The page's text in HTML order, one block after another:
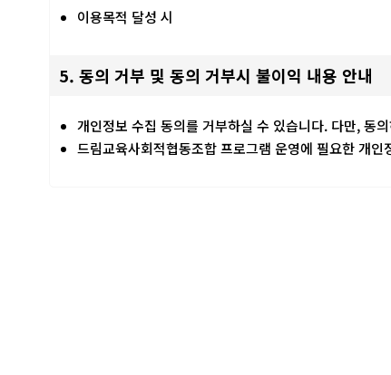
이용목적 달성 시
5. 동의 거부 및 동의 거부시 불이익 내용 안내
개인정보 수집 동의를 거부하실 수 있습니다. 다만, 동
드림교육사회적협동조합 프로그램 운영에 필요한 개